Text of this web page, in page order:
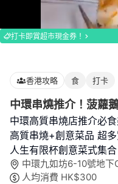
Loaded
66.67%
打卡即賞超市現金券！
香港攻略 食 打卡
中環串燒推介！菠蘿
中環高質串燒店推介必
高質串燒+創意菜品 超
人生有限杯創意菜式集
中環九如坊6-10號地下
人均消費 HK$300